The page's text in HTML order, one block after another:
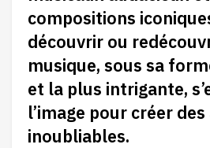
compositions
découvrir ou
musique, sous sa
et la plus intrigante,
l’image pour créer
inoubliables.